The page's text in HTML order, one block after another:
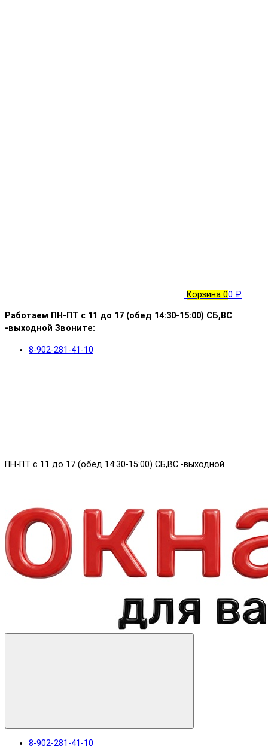
Корзина 00 ₽
Работаем ПН-ПТ с 11 до 17 (обед 14:30-15:00) СБ,ВС
-выходной Звоните:
8-902-281-41-10
ПН-ПТ с 11 до 17 (обед 14:30-15:00) СБ,ВС -выходной
8-902-281-41-10